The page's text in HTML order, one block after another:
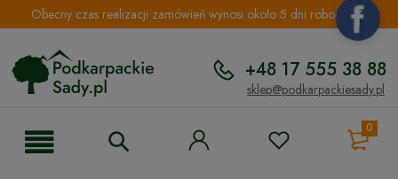
Obecny czas realizacji zamówień wynosi około 5 dni roboczych.
+48 17 555 38 88
sklep@podkarpackiesady.pl
0